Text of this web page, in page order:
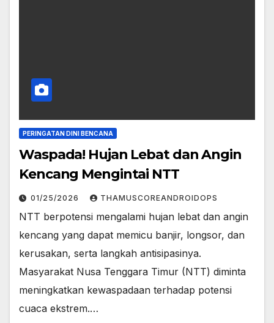
PERINGATAN DINI BENCANA
Waspada! Hujan Lebat dan Angin
Kencang Mengintai NTT
01/25/2026 THAMUSCOREANDROIDOPS
NTT berpotensi mengalami hujan lebat dan angin
kencang yang dapat memicu banjir, longsor, dan
kerusakan, serta langkah antisipasinya.
Masyarakat Nusa Tenggara Timur (NTT) diminta
meningkatkan kewaspadaan terhadap potensi
cuaca ekstrem.…